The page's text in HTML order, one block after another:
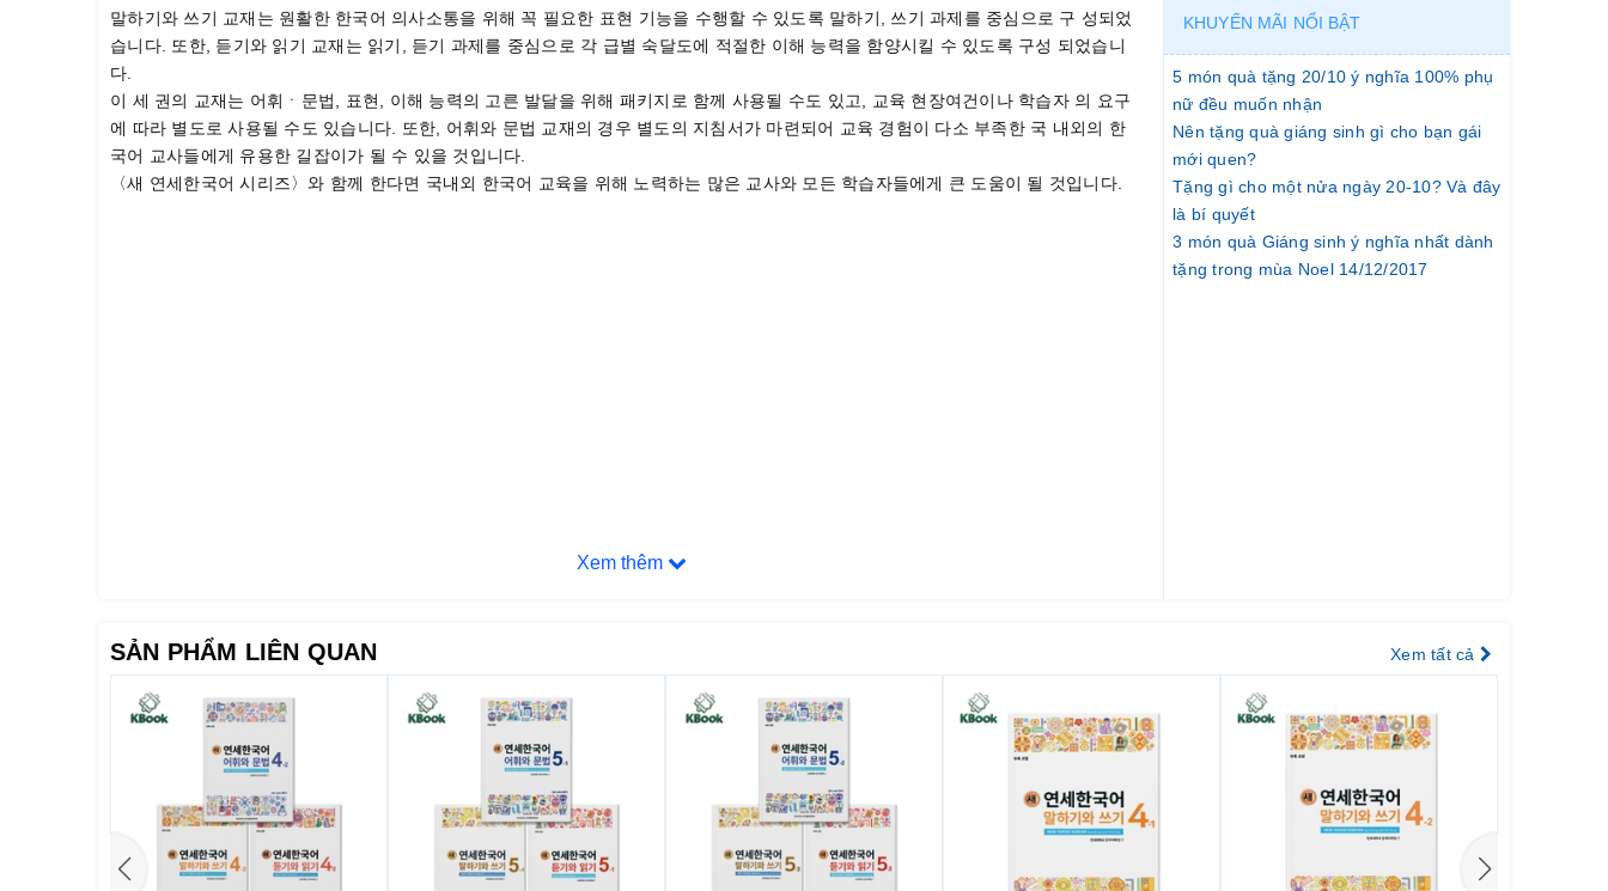
말하기와 쓰기 교재는 원활한 한국어 의사소통을 위해 꼭 필요한 표현 기능을 수행할 수 있도록 말하기, 쓰기 과제를 중심으로 구 성되었
습니다. 또한, 듣기와 읽기 교재는 읽기, 듣기 과제를 중심으로 각 급별 숙달도에 적절한 이해 능력을 함양시킬 수 있도록 구성 되었습니
다.
이 세 권의 교재는 어휘ㆍ문법, 표현, 이해 능력의 고른 발달을 위해 패키지로 함께 사용될 수도 있고, 교육 현장여건이나 학습자 의 요구
에 따라 별도로 사용될 수도 있습니다. 또한, 어휘와 문법 교재의 경우 별도의 지침서가 마련되어 교육 경험이 다소 부족한 국 내외의 한
국어 교사들에게 유용한 길잡이가 될 수 있을 것입니다.
〈새 연세한국어 시리즈〉와 함께 한다면 국내외 한국어 교육을 위해 노력하는 많은 교사와 모든 학습자들에게 큰 도움이 될 것입니다.
Xem thêm
KHUYẾN MÃI NỔI BẬT
5 món quà tặng 20/10 ý nghĩa 100% phụ
nữ đều muốn nhận
Nên tặng quà giáng sinh gì cho bạn gái
mới quen?
Tặng gì cho một nửa ngày 20-10? Và đây
là bí quyết
3 món quà Giáng sinh ý nghĩa nhất dành
tặng trong mùa Noel 14/12/2017
SẢN PHẨM LIÊN QUAN Xem tất cả